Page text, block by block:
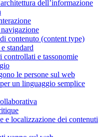
dell’informazione
contenuto (content type)
standard
controllati e tassonomie
le persone sul web
un linguaggio semplice
e localizzazione dei contenuti